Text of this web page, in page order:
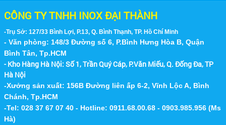
CÔNG TY TNHH INOX ĐẠI THÀNH
-Trụ Sở: 127/33 Bình Lợi, P.13, Q. Bình Thạnh, TP. Hồ Chí Minh
- Văn phòng: 148/3 Đường số 6, P.Bình Hưng Hòa B, Quận
Bình Tân, Tp.HCM
- Kho Hàng Hà Nội: Số 1, Trần Quý Cáp, P.Văn Miếu, Q. Đống Đa, TP
Hà Nội
-Xưởng sản xuất: 156B Đường liên ấp 6-2, Vĩnh Lộc A, Bình
Chánh, Tp.HCM
-Tel: 028 37 67 07 40 - Hotline: 0911.68.00.68 - 0903.985.956 (Ms
Hà)